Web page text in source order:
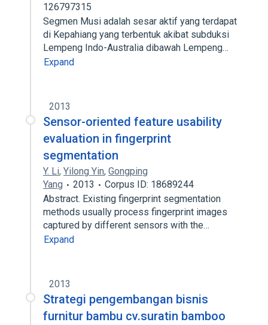
126797315
Segmen Musi adalah sesar aktif yang terdapat
di Kepahiang yang terbentuk akibat subduksi
Lempeng Indo-Australia dibawah Lempeng…
Expand
2013
Sensor-oriented feature usability
evaluation in fingerprint
segmentation
Y. Li, Yilong Yin, Gongping
Yang
2013
Corpus ID: 18689244
Abstract. Existing fingerprint segmentation
methods usually process fingerprint images
captured by different sensors with the…
Expand
2013
Strategi pengembangan bisnis
furnitur bambu cv.suratin bamboo